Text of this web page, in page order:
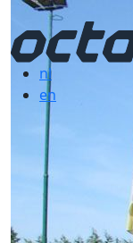
nl
en